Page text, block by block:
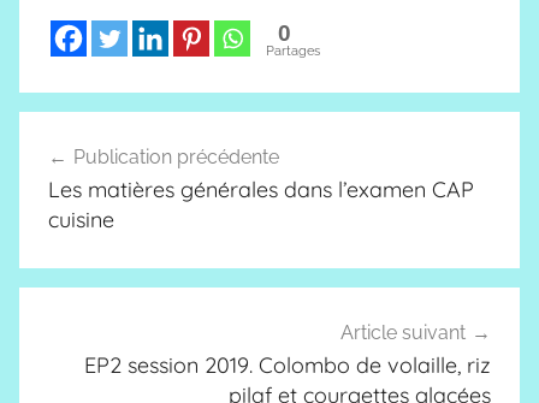
0
Partages
de
l’article
Publication précédente
Les matières générales dans l’examen CAP
cuisine
Article suivant
EP2 session 2019. Colombo de volaille, riz
pilaf et courgettes glacées